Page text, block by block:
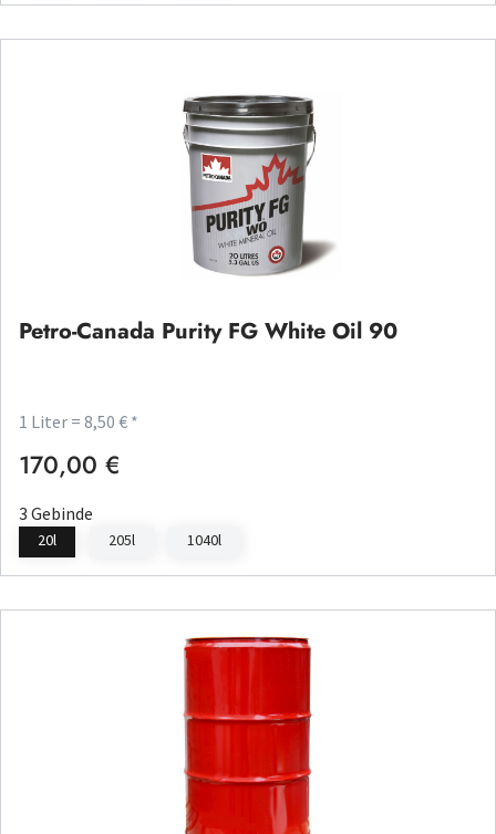
Petro-Canada Purity FG White Oil 90
1 Liter = 8,50 € *
Regulärer Preis:
170,00 €
3 Gebinde
20l 205l 1040l